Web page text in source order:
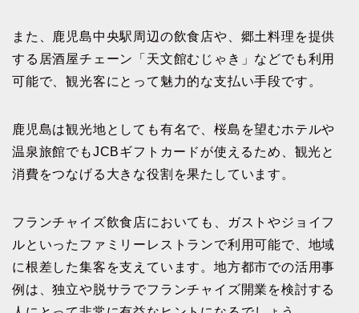
また、鹿児島中央駅周辺の飲食店や、郷土料理を提供
する居酒屋チェーン「天文館むじゃき」などでも利用
可能で、観光客にとって魅力的な支払い手段です。
鹿児島は観光地としても有名で、桜島を望むホテルや
温泉旅館でもJCBギフトカードが使えるため、観光と
消費をつなげる大きな役割を果たしています。
フランチャイズ飲食店においても、ガストやジョイフ
ルといったファミリーレストランで利用可能で、地域
に根差した集客を支えています。地方都市での活用事
例は、独立や脱サラでフランチャイズ開業を検討する